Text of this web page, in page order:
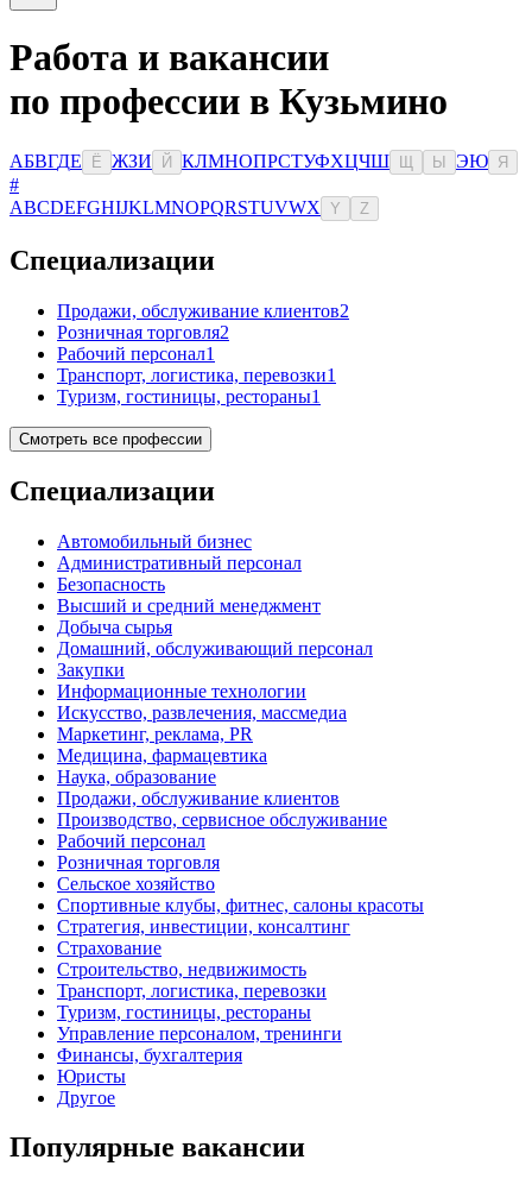
Работа и вакансии
по профессии в Кузьмино
АБВГДЕ Ё ЖЗИ Й КЛМНОПРСТУФХЦЧШ Ы ЭЮ Я
#
ABCDEFGHIJKLMNOPQRSTUVWX Y Z
Специализации
Продажи, обслуживание клиентов2
Розничная торговля2
Рабочий персонал1
Транспорт, логистика, перевозки1
Туризм, гостиницы, рестораны1
Смотреть все профессии
Специализации
Автомобильный бизнес
Административный персонал
Безопасность
Высший и средний менеджмент
Добыча сырья
Домашний, обслуживающий персонал
Закупки
Информационные технологии
Искусство, развлечения, массмедиа
Маркетинг, реклама, PR
Медицина, фармацевтика
Наука, образование
Продажи, обслуживание клиентов
Производство, сервисное обслуживание
Рабочий персонал
Розничная торговля
Сельское хозяйство
Спортивные клубы, фитнес, салоны красоты
Стратегия, инвестиции, консалтинг
Страхование
Строительство, недвижимость
Транспорт, логистика, перевозки
Туризм, гостиницы, рестораны
Управление персоналом, тренинги
Финансы, бухгалтерия
Юристы
Другое
Популярные вакансии